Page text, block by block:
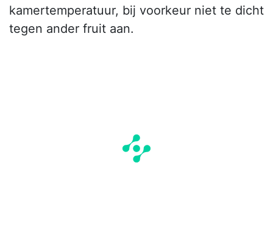
kamertemperatuur, bij voorkeur niet te dicht
tegen ander fruit aan.